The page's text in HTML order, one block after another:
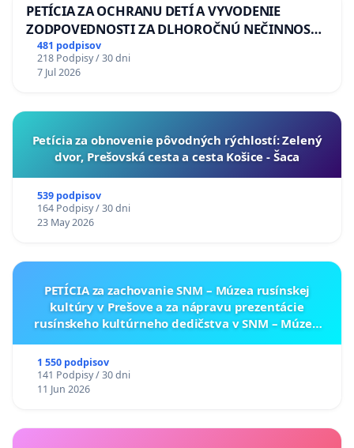
PETÍCIA ZA OCHRANU DETÍ A VYVODENIE
ZODPOVEDNOSTI ZA DLHOROČNÚ NEČINNOSŤ
A ZLYHANIE ŠTÁTU
481 podpisov
218 Podpisy / 30 dni
7 Jul 2026
​Petícia za obnovenie pôvodných rýchlostí: Zelený
dvor, Prešovská cesta a cesta Košice - Šaca
539 podpisov
164 Podpisy / 30 dni
23 May 2026
PETÍCIA za zachovanie SNM – Múzea rusínskej
kultúry v Prešove a za nápravu prezentácie
rusínskeho kultúrneho dedičstva v SNM – Múzeu
1 550 podpisov
141 Podpisy / 30 dni
11 Jun 2026